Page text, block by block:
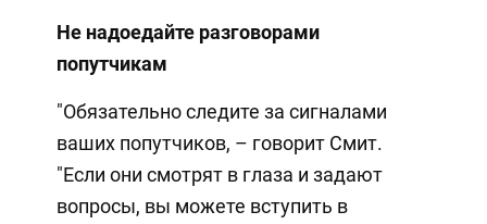
Не надоедайте разговорами
попутчикам
"Обязательно следите за сигналами
ваших попутчиков, – говорит Смит.
"Если они смотрят в глаза и задают
вопросы, вы можете вступить в